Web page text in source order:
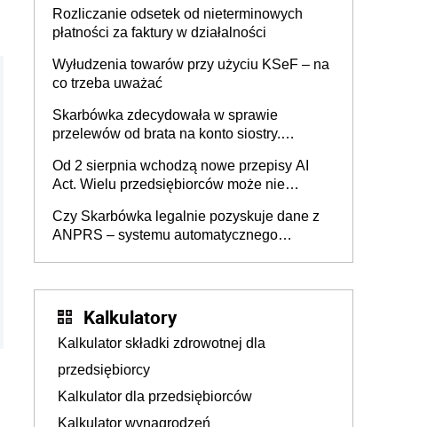
Rozliczanie odsetek od nieterminowych
płatności za faktury w działalności
Wyłudzenia towarów przy użyciu KSeF – na
co trzeba uważać
Skarbówka zdecydowała w sprawie
przelewów od brata na konto siostry.
darowizna, ale podatku jednak nie będzie
Od 2 sierpnia wchodzą nowe przepisy AI
Act. Wielu przedsiębiorców może nie
Czy Skarbówka legalnie pozyskuje dane z
ANPRS – systemu automatycznego
Kalkulatory
Kalkulator składki zdrowotnej dla
przedsiębiorcy
Kalkulator dla przedsiębiorców
Kalkulator wynagrodzeń